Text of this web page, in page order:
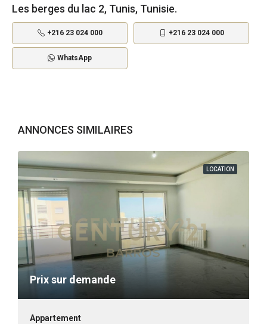
Les berges du lac 2, Tunis, Tunisie.
+216 23 024 000 +216 23 024 000
WhatsApp
ANNONCES SIMILAIRES
LOCATION
Prix sur demande
Appartement